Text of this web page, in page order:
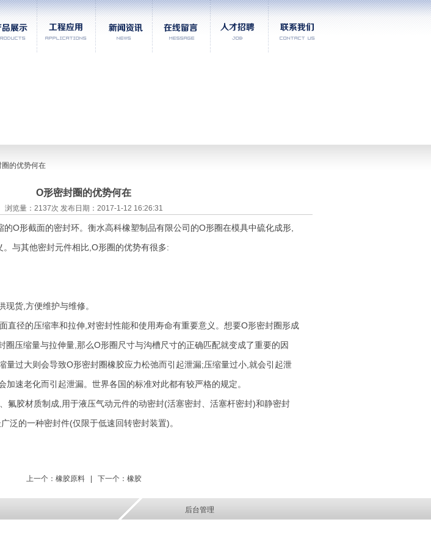
的优势何在
O形密封圈的优势何在
浏览量：2137次 发布日期：2017-1-12 16:26:31
形截面的密封环。衡水高科橡塑制品有限公司的O形圈在模具中硫化成形,
与其他密封元件相比,O形圈的优势有很多:
货,方便维护与维修。
径的压缩率和拉伸,对密封性能和使用寿命有重要意义。想要O形密封圈形成
圈压缩量与拉伸量,那么O形圈尺寸与沟槽尺寸的正确匹配就变成了重要的因
量过大则会导致O形密封圈橡胶应力松弛而引起泄漏;压缩量过小,就会引起泄
加速老化而引起泄漏。世界各国的标准对此都有较严格的规定。
胶材质制成,用于液压气动元件的动密封(活塞密封、活塞杆密封)和静密封
泛的一种密封件(仅限于低速回转密封装置)。
上一个：橡胶原料| 下一个：橡胶
© 2026 版权所有 后台管理